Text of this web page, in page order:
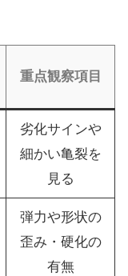
重点観察項目
劣化サインや
細かい亀裂を
見る
弾力や形状の
歪み・硬化の
有無